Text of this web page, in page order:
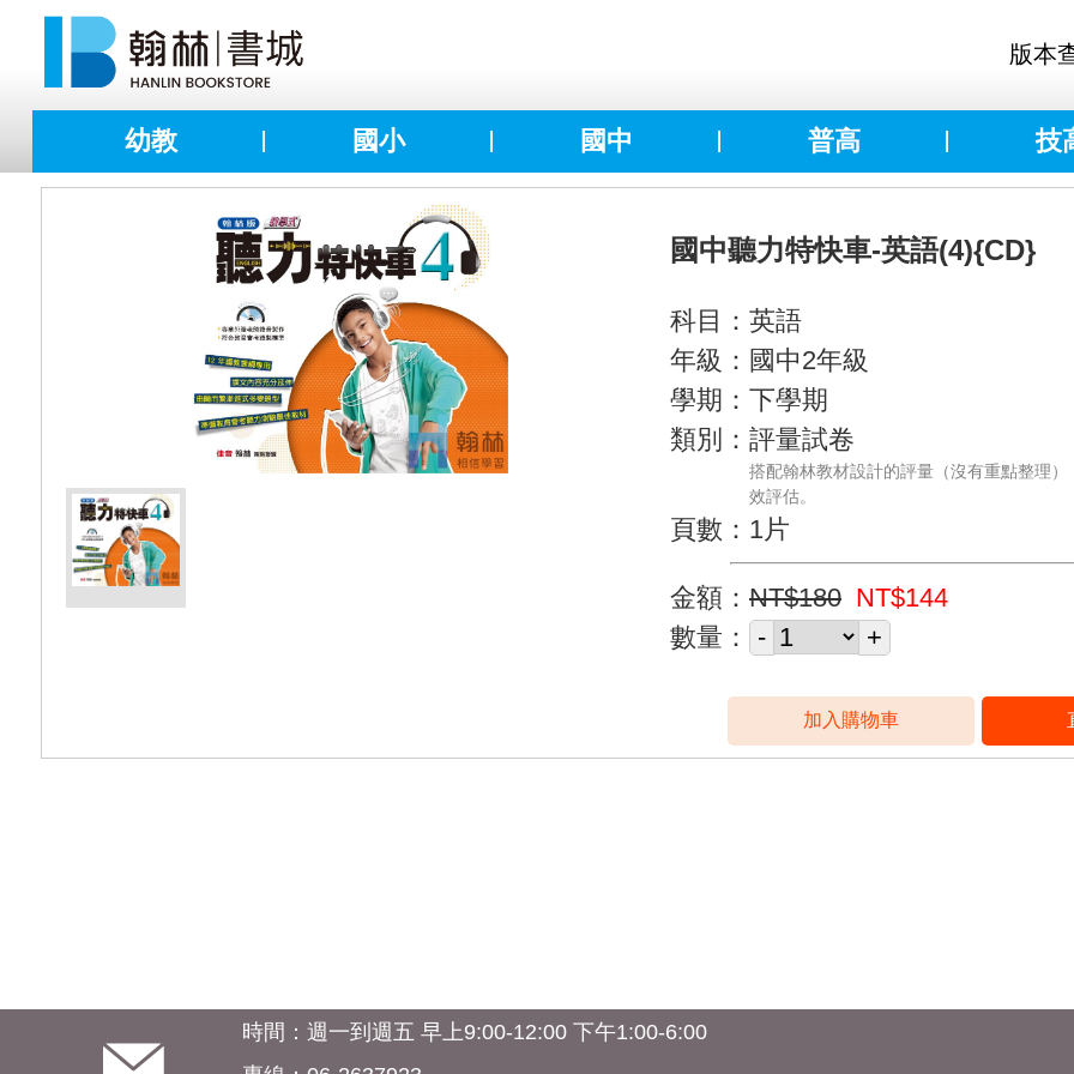
版本
幼教 國小 國中 普高 技
國中聽力特快車-英語(4){CD}
科目：英語
年級：國中2年級
學期：下學期
類別：評量試卷
搭配翰林教材設計的評量（沒有重點整理
效評估。
頁數：1片
金額： NT$180 NT$144
數量：
時間：週一到週五 早上9:00-12:00 下午1:00-6:00